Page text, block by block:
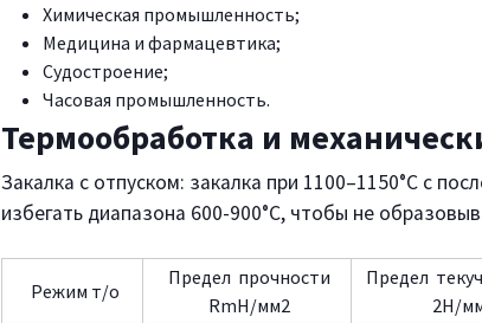
Химическая промышленность;
Медицина и фармацевтика;
Судостроение;
Часовая промышленность.
Термообработка и
Закалка с отпуском: закалка при 1100–1150°С с
избегать диапазона 600-900°C, чтобы не
Режим т/о
Предел прочности
RmН/мм2
Предел
2Н/